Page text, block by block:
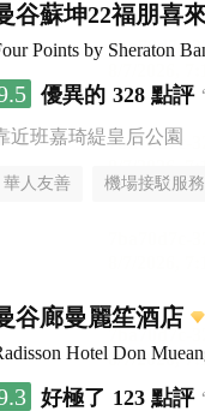
谷蘇坤22福朋喜
Points by Sheraton
優異的 328 點評
近班嘉琦緹皇后公園
華人友善 機場接駁服務
谷廊曼麗笙酒店
Hotel Don
好極了 123 點評